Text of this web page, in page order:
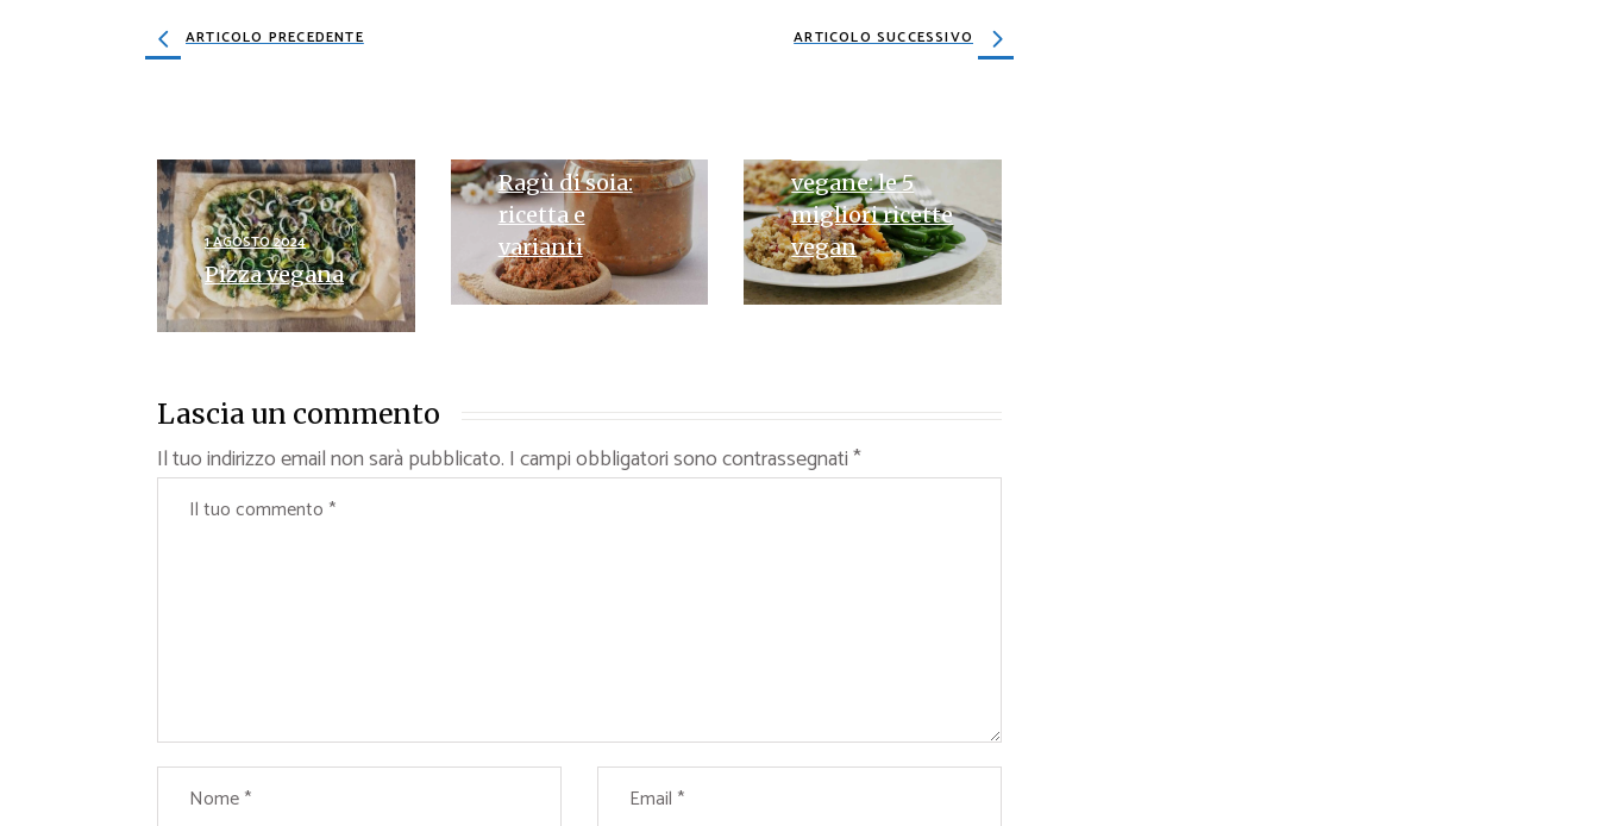
ARTICOLO PRECEDENTE ARTICOLO SUCCESSIVO
1 AGOSTO 2024
Pizza vegana
Ragù di soia:
ricetta e
varianti
vegane: le 5
migliori ricette
vegan
Lascia un commento
Il tuo indirizzo email non sarà pubblicato. I campi obbligatori sono contrassegnati*